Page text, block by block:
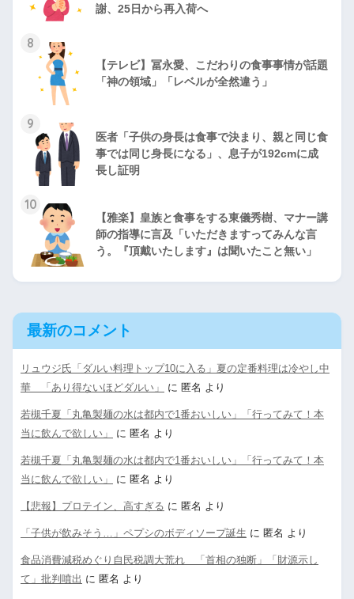
謝、25日から再入荷へ
8
【テレビ】冨永愛、こだわりの食事事情が話題
「神の領域」「レベルが全然違う」
9
医者「子供の身長は食事で決まり、親と同じ食
事では同じ身長になる」、息子が192cmに成
長し証明
10
【雅楽】皇族と食事をする東儀秀樹、マナー講
師の指導に言及「いただきますってみんな言
う。『頂戴いたします』は聞いたこと無い」
最新のコメント
リュウジ氏「ダルい料理トップ10に入る」夏の定番料理は冷やし中
華 「あり得ないほどダルい」
に 匿名 より
若槻千夏「丸亀製麺の水は都内で1番おいしい」「行ってみて！本
当に飲んで欲しい」
に 匿名 より
若槻千夏「丸亀製麺の水は都内で1番おいしい」「行ってみて！本
当に飲んで欲しい」
に 匿名 より
【悲報】プロテイン、高すぎる に 匿名 より
「子供が飲みそう…」ペプシのボディソープ誕生 に 匿名 より
食品消費減税めぐり自民税調大荒れ 「首相の独断」「財源示し
て」批判噴出 に 匿名 より